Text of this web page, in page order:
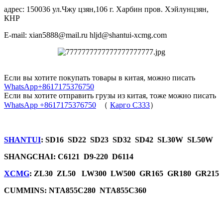
адрес: 150036 ул.Чжу цзян,106 г. Харбин пров. Хэйлунцзян,
КНР
E-mail: xian5888@mail.ru hljd@shantui-xcmg.com
Если вы хотите покупать товары в китая, можно писать
WhatsApp+8617175376750
Если вы хотите отправить грузы из китая, тоже можно писать
WhatsApp +8617175376750 （ Карго C333）
SHANTUI: SD16 SD22 SD23 SD32 SD42 SL30W SL50W
SHANGCHAI: C6121 D9-220 D6114
XCMG: ZL30 ZL50 LW300 LW500 GR165 GR180 GR215
CUMMINS: NTA855C280 NTA855C360